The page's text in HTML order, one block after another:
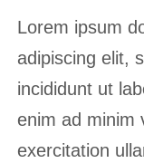
Lorem ipsum
adipiscing elit,
incididunt ut
enim ad minim
exercitation